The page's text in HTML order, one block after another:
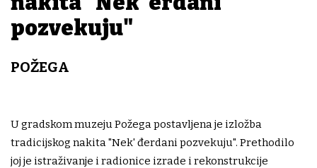
pozvekuju"
POŽEGA
U gradskom muzeju Požega postavljena je izložba
tradicijskog nakita "Nek' đerdani pozvekuju". Prethodilo
joj je istraživanje i radionice izrade i rekonstrukcije